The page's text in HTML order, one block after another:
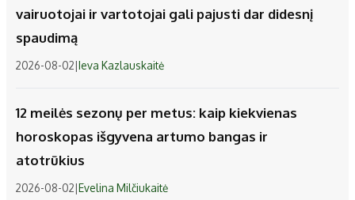
vairuotojai ir vartotojai gali pajusti dar didesnį
spaudimą
2026-08-02|Ieva Kazlauskaitė
12 meilės sezonų per metus: kaip kiekvienas
horoskopas išgyvena artumo bangas ir
atotrūkius
2026-08-02|Evelina Milčiukaitė